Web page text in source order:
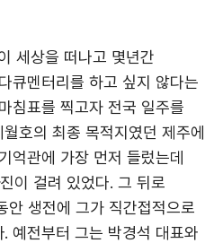
세상을 떠나고 몇년간
큐멘터리를 하고 싶지 않다는
침표를 찍고자 전국 일주를
호의 최종 목적지였던 제주에
억관에 가장 먼저 들렀는데
이 걸려 있었다. 그 뒤로
안 생전에 그가 직간접적으로
예전부터 그는 박경석 대표와